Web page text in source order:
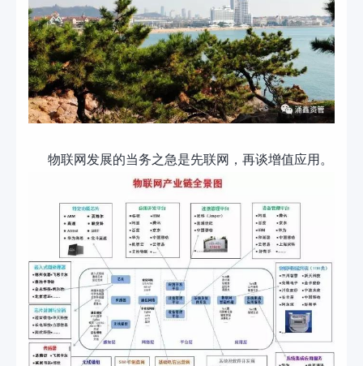
物联网发展的当务之急是先联网，再谈增值应用。